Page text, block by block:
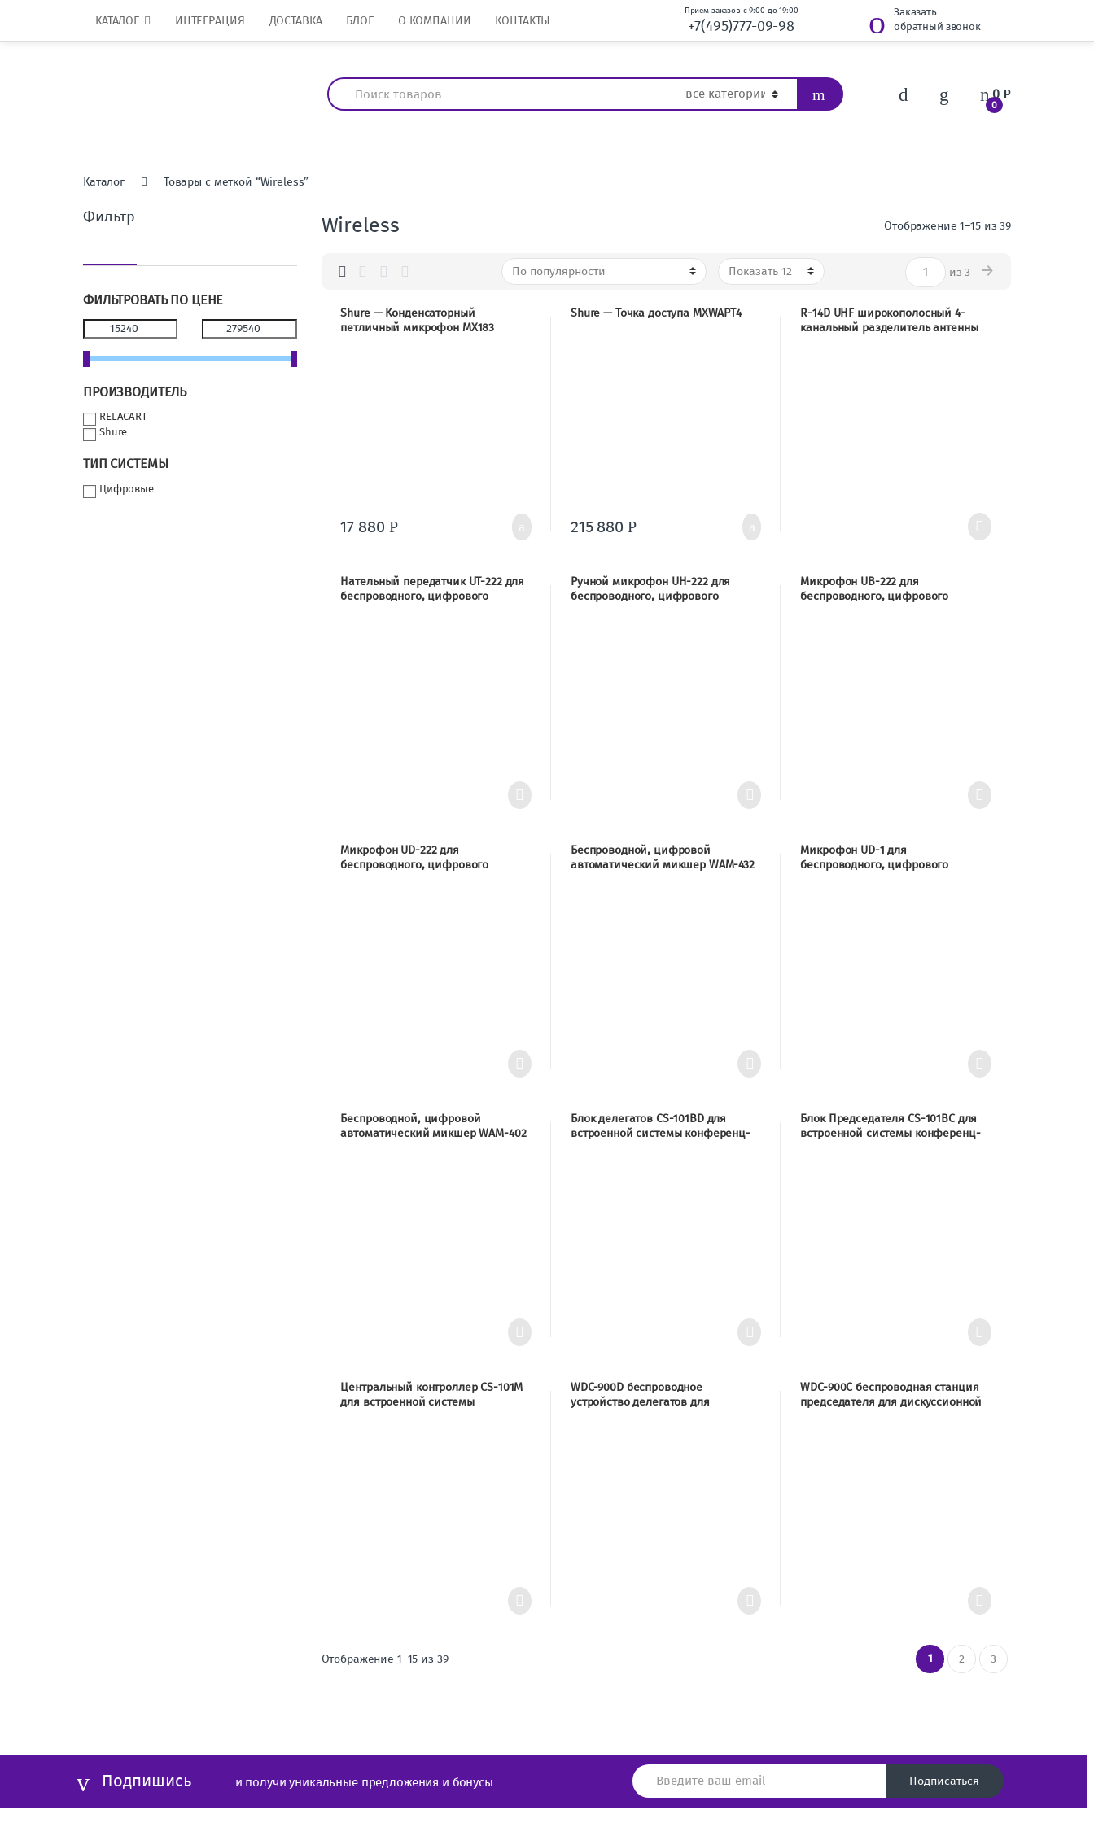
КАТАЛОГ
ИНТЕГРАЦИЯ ДОСТАВКА БЛОГ О КОМПАНИИ КОНТАКТЫ
Прием заказов с 9:00 до 19:00
+7(495)777-09-98
Заказать
обратный звонок
И
с
0
0Р
Каталог Товары с меткой “Wireless”
Wireless Отображение 1–15 из 39
из 3 →
Shure — Конденсаторный
петличный микрофон MX183
17 880 Р
Shure — Точка доступа MXWAPT4
215 880 Р
R-14D UHF широкополосный 4-
канальный разделитель антенны
Нательный передатчик UT-222 для
беспроводного, цифрового
Ручной микрофон UH-222 для
беспроводного, цифрового
Микрофон UB-222 для
беспроводного, цифрового
Микрофон UD-222 для
беспроводного, цифрового
Беспроводной, цифровой
автоматический микшер WAM-432
Микрофон UD-1 для
беспроводного, цифрового
Беспроводной, цифровой
автоматический микшер WAM-402
Блок делегатов CS-101BD для
встроенной системы конференц-
Блок Председателя CS-101BC для
встроенной системы конференц-
Центральный контроллер CS-101M
для встроенной системы
WDC-900D беспроводное
устройство делегатов для
WDC-900C беспроводная станция
председателя для дискуссионной
Отображение 1–15 из 39 1 2 3
Фильтр
ФИЛЬТРОВАТЬ ПО ЦЕНЕ
ПРОИЗВОДИТЕЛЬ
RELACART
Shure
ТИП СИСТЕМЫ
Цифровые
Подпишись и получи уникальные предложения и бонусы Подписаться